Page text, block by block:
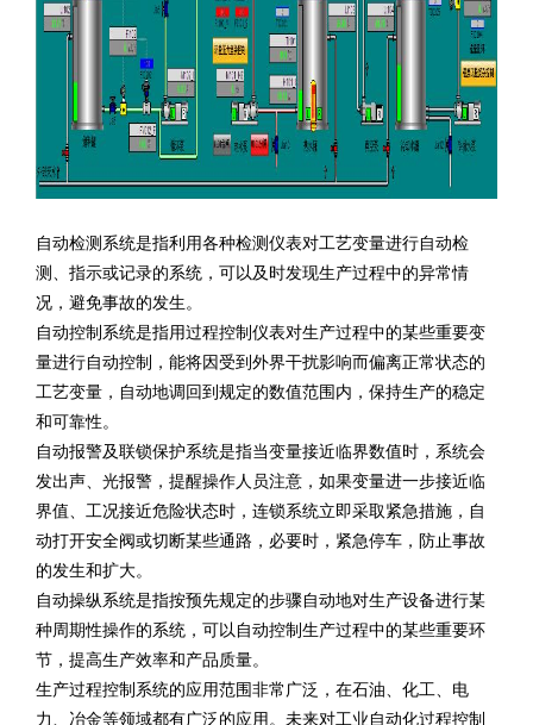
自动检测系统是指利用各种检测仪表对工艺变量进行自动检
测、指示或记录的系统，可以及时发现生产过程中的异常情
况，避免事故的发生。
自动控制系统是指用过程控制仪表对生产过程中的某些重要变
量进行自动控制，能将因受到外界干扰影响而偏离正常状态的
工艺变量，自动地调回到规定的数值范围内，保持生产的稳定
和可靠性。
自动报警及联锁保护系统是指当变量接近临界数值时，系统会
发出声、光报警，提醒操作人员注意，如果变量进一步接近临
界值、工况接近危险状态时，连锁系统立即采取紧急措施，自
动打开安全阀或切断某些通路，必要时，紧急停车，防止事故
的发生和扩大。
自动操纵系统是指按预先规定的步骤自动地对生产设备进行某
种周期性操作的系统，可以自动控制生产过程中的某些重要环
节，提高生产效率和产品质量。
生产过程控制系统的应用范围非常广泛，在石油、化工、电
力、冶金等领域都有广泛的应用。未来对工业自动化过程控制